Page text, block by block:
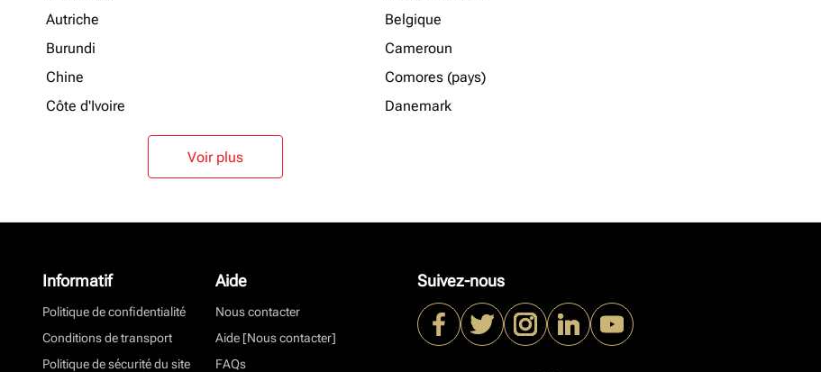
Autriche
Belgique
Burundi
Cameroun
Chine
Comores (pays)
Côte d'Ivoire Danemark
Voir plus
Informatif
Politique de confidentialité
Conditions de transport
Politique de sécurité du site
Aide
Nous contacter
Aide [Nous contacter]
FAQs
Suivez-nous